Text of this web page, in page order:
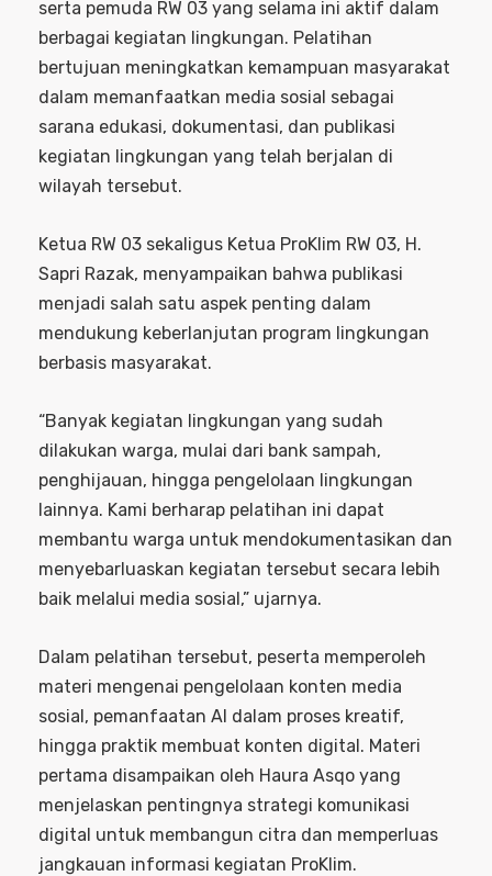
serta pemuda RW 03 yang selama ini aktif dalam
berbagai kegiatan lingkungan. Pelatihan
bertujuan meningkatkan kemampuan masyarakat
dalam memanfaatkan media sosial sebagai
sarana edukasi, dokumentasi, dan publikasi
kegiatan lingkungan yang telah berjalan di
wilayah tersebut.
Ketua RW 03 sekaligus Ketua ProKlim RW 03, H.
Sapri Razak, menyampaikan bahwa publikasi
menjadi salah satu aspek penting dalam
mendukung keberlanjutan program lingkungan
berbasis masyarakat.
“Banyak kegiatan lingkungan yang sudah
dilakukan warga, mulai dari bank sampah,
penghijauan, hingga pengelolaan lingkungan
lainnya. Kami berharap pelatihan ini dapat
membantu warga untuk mendokumentasikan dan
menyebarluaskan kegiatan tersebut secara lebih
baik melalui media sosial,” ujarnya.
Dalam pelatihan tersebut, peserta memperoleh
materi mengenai pengelolaan konten media
sosial, pemanfaatan AI dalam proses kreatif,
hingga praktik membuat konten digital. Materi
pertama disampaikan oleh Haura Asqo yang
menjelaskan pentingnya strategi komunikasi
digital untuk membangun citra dan memperluas
jangkauan informasi kegiatan ProKlim.